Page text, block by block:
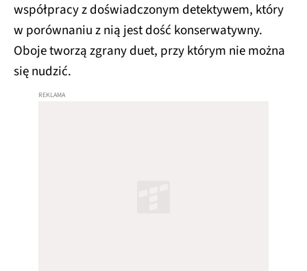
współpracy z doświadczonym detektywem, który
w porównaniu z nią jest dość konserwatywny.
Oboje tworzą zgrany duet, przy którym nie można
się nudzić.